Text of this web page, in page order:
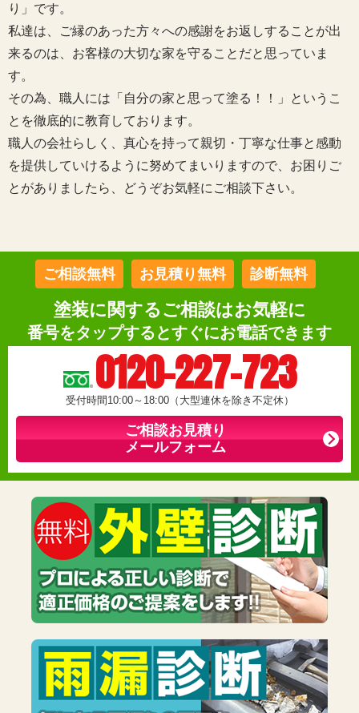
り」です。
私達は、ご縁のあった方々への感謝をお返しすることが出
来るのは、お客様の大切な家を守ることだと思っていま
す。
その為、職人には「自分の家と思って塗る！！」というこ
とを徹底的に教育しております。
職人の会社らしく、真心を持って親切・丁寧な仕事と感動
を提供していけるように努めてまいりますので、お困りご
とがありましたら、どうぞお気軽にご相談下さい。
ご相談無料 お見積り無料 診断無料
塗装に関するご相談はお気軽に
番号をタップするとすぐにお電話できます
0120-227-723
受付時間10:00～18:00（大型連休を除き不定休）
ご相談お見積り
メールフォーム